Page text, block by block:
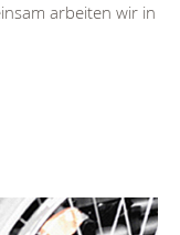
arbeiten wir in